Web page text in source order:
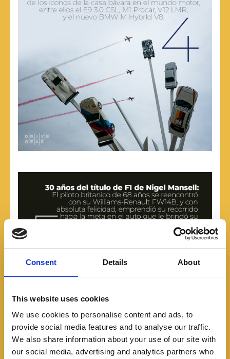
Consent Details About
This website uses cookies
We use cookies to personalise content and ads, to
provide social media features and to analyse our traffic.
We also share information about your use of our site with
our social media, advertising and analytics partners who